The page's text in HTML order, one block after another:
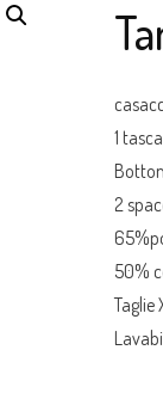
1
2
50%
Taglie